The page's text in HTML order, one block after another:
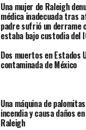
Una mujer de Raleigh
médica inadecuada tras
padre sufrió un derrame
estaba bajo custodia del
Dos muertos en Estados
contaminada de México
Una máquina de
incendia y causa daños
Raleigh